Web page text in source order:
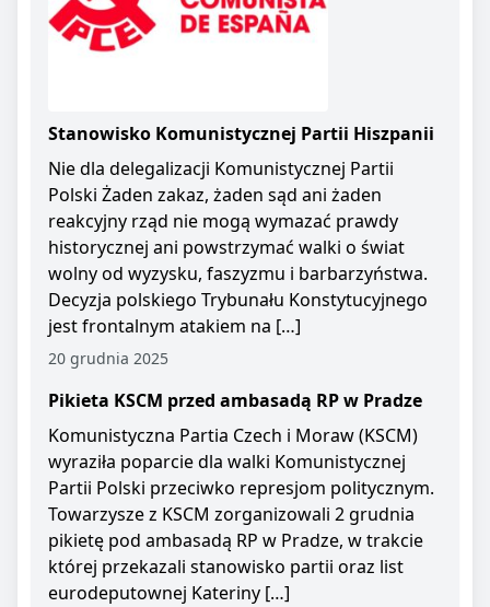
Stanowisko Komunistycznej Partii Hiszpanii
Nie dla delegalizacji Komunistycznej Partii
Polski Żaden zakaz, żaden sąd ani żaden
reakcyjny rząd nie mogą wymazać prawdy
historycznej ani powstrzymać walki o świat
wolny od wyzysku, faszyzmu i barbarzyństwa.
Decyzja polskiego Trybunału Konstytucyjnego
jest frontalnym atakiem na […]
20 grudnia 2025
Pikieta KSCM przed ambasadą RP w Pradze
Komunistyczna Partia Czech i Moraw (KSCM)
wyraziła poparcie dla walki Komunistycznej
Partii Polski przeciwko represjom politycznym.
Towarzysze z KSCM zorganizowali 2 grudnia
pikietę pod ambasadą RP w Pradze, w trakcie
której przekazali stanowisko partii oraz list
eurodeputownej Kateriny […]